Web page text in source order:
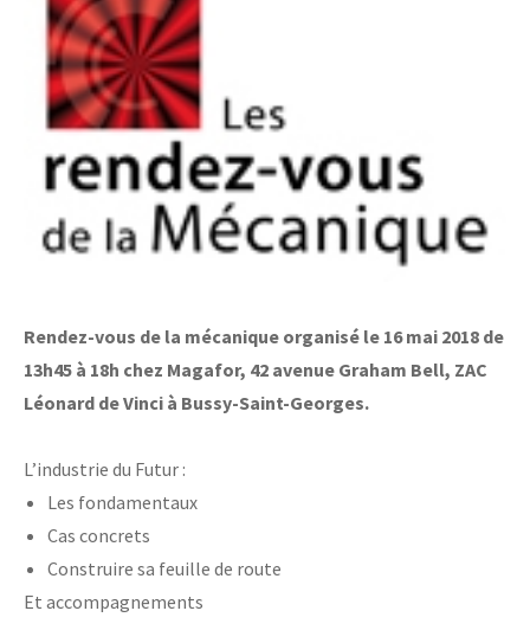
Laboratoires communs
Carnot
Fondation Cetim
Publications scientifiques
Librairie
AGRÉMENTS ET RECONNAISSANCES QSE
Certifications qualité
Cofrac Étalonnage
Cofrac Essai
Notifications CE
Agréments internationaux
QUI SOMMES-NOUS ?
Le Cetim en bref
Vidéo de présentation
Historique
Charte développement durable
Égalité Femmes/Hommes
Données personnelles
Conditions générales de vente
Rendez-vous de la mécanique organisé le 16 mai 2018 de
13h45 à 18h chez Magafor, 42 avenue Graham Bell, ZAC
Léonard de Vinci à Bussy-Saint-Georges.
L’industrie du Futur :
Les fondamentaux
Cas concrets
Construire sa feuille de route
Et accompagnements